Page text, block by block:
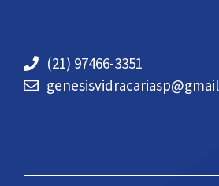
(21) 97466-3351